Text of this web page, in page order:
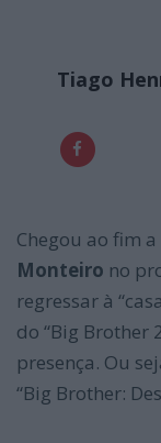
Tiago
Chegou ao fim
Monteiro no
regressar à
do “Big Brother
presença. Ou
“Big Brother: